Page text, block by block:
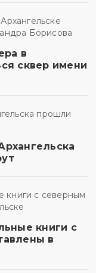
в
сквер имени
книги с
в